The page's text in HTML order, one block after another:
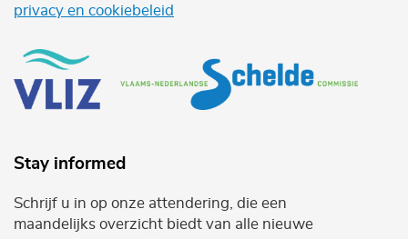
privacy en cookiebeleid
Stay informed
Schrijf u in op onze attendering, die een
maandelijks overzicht biedt van alle nieuwe